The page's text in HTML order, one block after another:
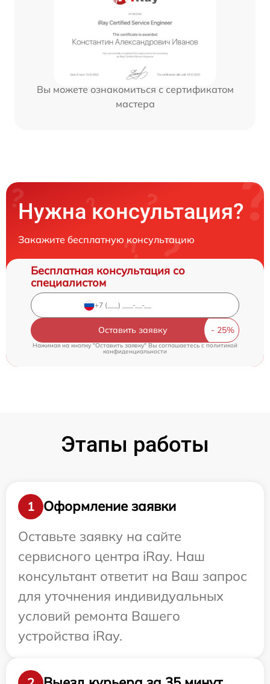
Вы можете ознакомиться с сертификатом
мастера
Нужна консультация?
Закажите бесплатную консультацию
Бесплатная консультация со
специалистом
Оставить заявку
Нажимая на кнопку "Оставить заявку" Вы соглашаетесь cполитикой
конфиденциальности
Этапы работы
1
Оформление заявки
Оставьте заявку на сайте
сервисного центра iRay. Наш
консультант ответит на Ваш запрос
для уточнения индивидуальных
условий ремонта Вашего
устройства iRay.